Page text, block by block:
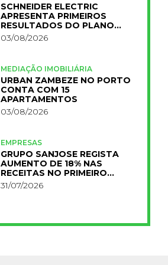
SCHNEIDER ELECTRIC
APRESENTA PRIMEIROS
RESULTADOS DO PLANO
IMPACT 2030
03/08/2026
MEDIAÇÃO IMOBILIÁRIA
URBAN ZAMBEZE NO PORTO
CONTA COM 15
APARTAMENTOS
03/08/2026
EMPRESAS
GRUPO SANJOSE REGISTA
AUMENTO DE 18% NAS
RECEITAS NO PRIMEIRO
SEMESTRE
31/07/2026